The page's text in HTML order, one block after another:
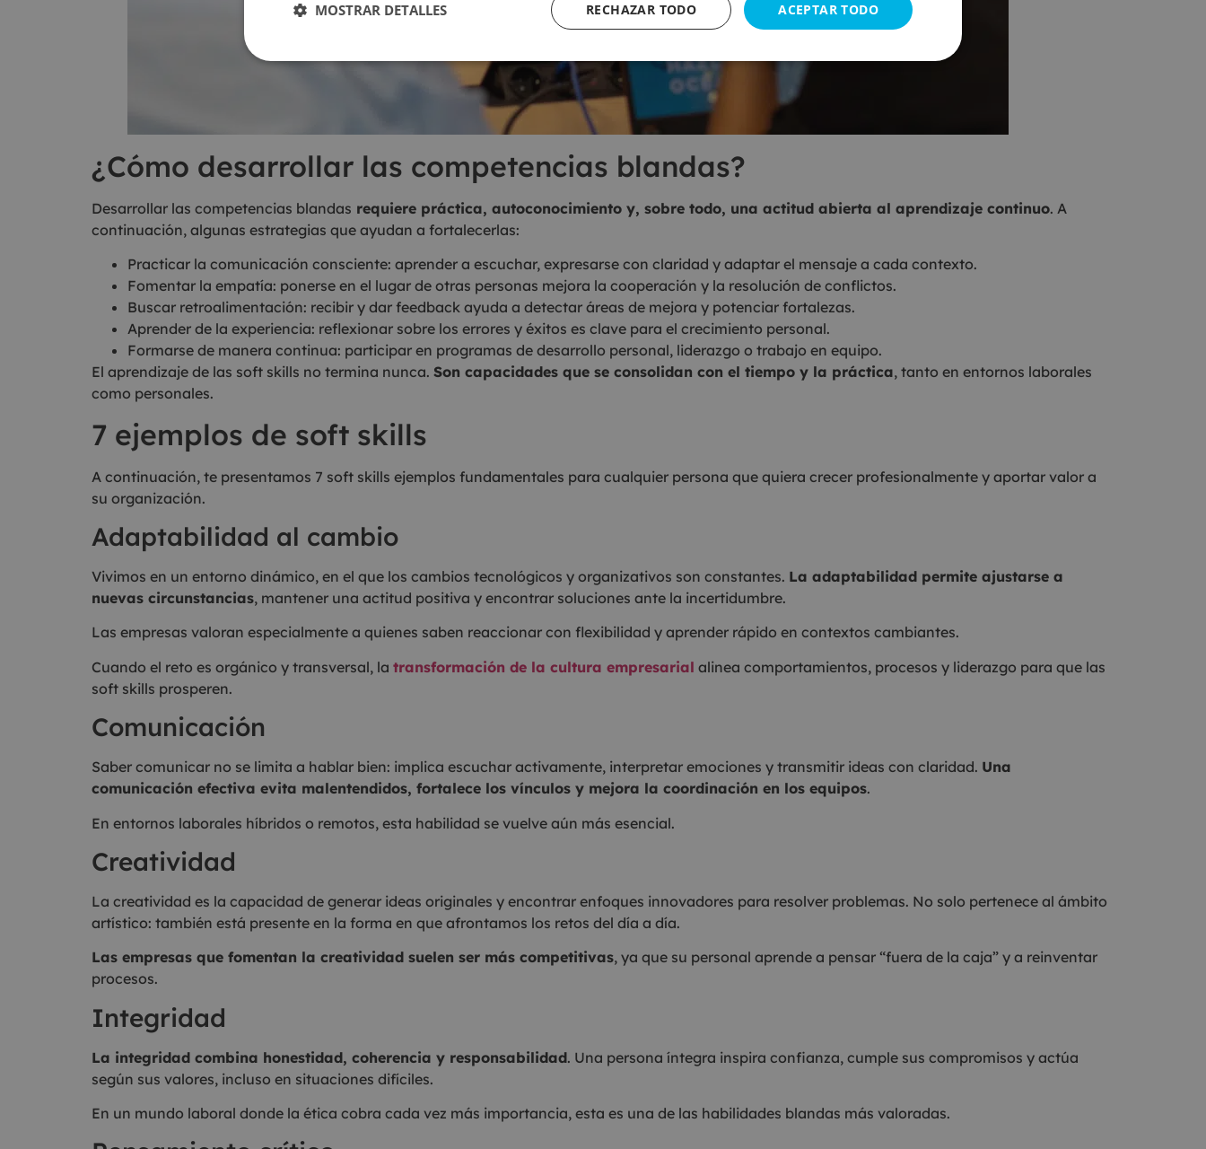
¿Cómo desarrollar las competencias blandas?
Desarrollar las competencias blandas requiere práctica, autoconocimiento y, sobre todo, una actitud abierta al aprendizaje continuo. A
continuación, algunas estrategias que ayudan a fortalecerlas:
Practicar la comunicación consciente: aprender a escuchar, expresarse con claridad y adaptar el mensaje a cada contexto.
Fomentar la empatía: ponerse en el lugar de otras personas mejora la cooperación y la resolución de conflictos.
Buscar retroalimentación: recibir y dar feedback ayuda a detectar áreas de mejora y potenciar fortalezas.
Aprender de la experiencia: reflexionar sobre los errores y éxitos es clave para el crecimiento personal.
Formarse de manera continua: participar en programas de desarrollo personal, liderazgo o trabajo en equipo.
El aprendizaje de las soft skills no termina nunca. Son capacidades que se consolidan con el tiempo y la práctica, tanto en entornos laborales
como personales.
7 ejemplos de soft skills
A continuación, te presentamos 7 soft skills ejemplos fundamentales para cualquier persona que quiera crecer profesionalmente y aportar valor a
su organización.
Adaptabilidad al cambio
Vivimos en un entorno dinámico, en el que los cambios tecnológicos y organizativos son constantes. La adaptabilidad permite ajustarse a
nuevas circunstancias, mantener una actitud positiva y encontrar soluciones ante la incertidumbre.
Las empresas valoran especialmente a quienes saben reaccionar con flexibilidad y aprender rápido en contextos cambiantes.
Cuando el reto es orgánico y transversal, la transformación de la cultura empresarial alinea comportamientos, procesos y liderazgo para que las
soft skills prosperen.
Comunicación
Saber comunicar no se limita a hablar bien: implica escuchar activamente, interpretar emociones y transmitir ideas con claridad. Una
comunicación efectiva evita malentendidos, fortalece los vínculos y mejora la coordinación en los equipos.
En entornos laborales híbridos o remotos, esta habilidad se vuelve aún más esencial.
Creatividad
La creatividad es la capacidad de generar ideas originales y encontrar enfoques innovadores para resolver problemas. No solo pertenece al ámbito
artístico: también está presente en la forma en que afrontamos los retos del día a día.
Las empresas que fomentan la creatividad suelen ser más competitivas, ya que su personal aprende a pensar “fuera de la caja” y a reinventar
procesos.
Integridad
La integridad combina honestidad, coherencia y responsabilidad. Una persona íntegra inspira confianza, cumple sus compromisos y actúa
según sus valores, incluso en situaciones difíciles.
En un mundo laboral donde la ética cobra cada vez más importancia, esta es una de las habilidades blandas más valoradas.
ACEPTAR TODO
RECHAZAR TODO
MOSTRAR DETALLES